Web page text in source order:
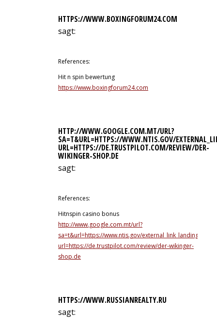
HTTPS://WWW.BOXINGFORUM24.COM
sagt:
References:
Hit n spin bewertung
https://www.boxingforum24.com
HTTP://WWW.GOOGLE.COM.MT/URL?
SA=T&URL=HTTPS://WWW.NTIS.GOV/
URL=HTTPS://DE.TRUSTPILOT.COM/REVIEW/DER-
WIKINGER-SHOP.DE
sagt:
References:
Hitnspin casino bonus
http://www.google.com.mt/url?
sa=t&url=https://www.ntis.gov/
url=https://de.trustpilot.com/review/der-wikinger-
shop.de
HTTPS://WWW.RUSSIANREALTY.RU
sagt: